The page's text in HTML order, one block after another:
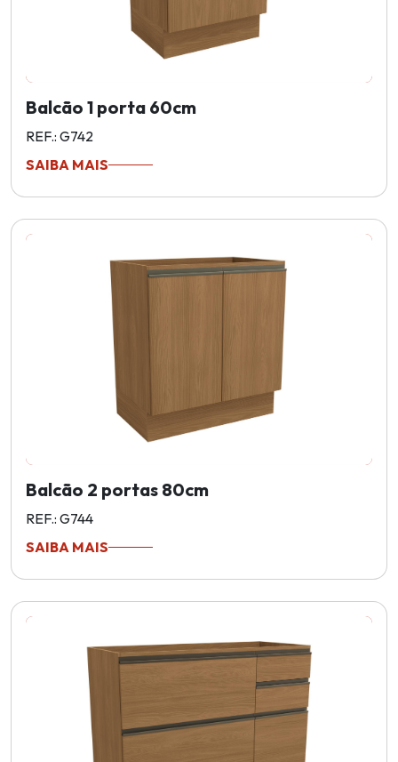
Balcão 1 porta 60cm
REF.: G742
SAIBA MAIS
Balcão 2 portas 80cm
REF.: G744
SAIBA MAIS